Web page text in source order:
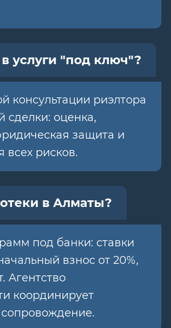
услуги "под ключ"?
консультации риэлтора
сделки: оценка,
защита и
рисков.
в Алматы?
под банки: ставки
взнос от 20%,
Агентство
координирует